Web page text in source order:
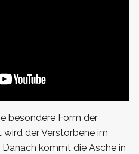
besondere Form der
der Verstorbene im
kommt die Asche in